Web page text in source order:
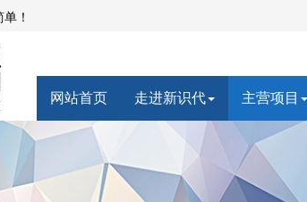
！
网站首页(current)走进新识代 主营项目